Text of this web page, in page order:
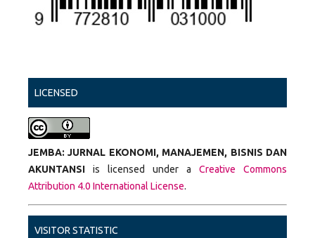
LICENSED
JEMBA: JURNAL EKONOMI, MANAJEMEN, BISNIS DAN
AKUNTANSIis licensed under aCreative Commons
Attribution 4.0 International License.
VISITOR STATISTIC